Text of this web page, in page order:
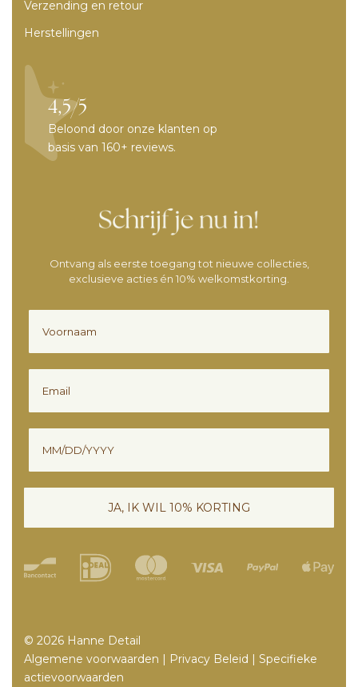
Verzending en retour
Herstellingen
4,5/5
Beloond door onze klanten op
basis van 160+ reviews.
Ontvang als eerste toegang tot nieuwe collecties,
exclusieve acties én 10% welkomstkorting.
JA, IK WIL 10% KORTING
© 2026 Hanne Detail
Algemene voorwaarden | Privacy Beleid | Specifieke
actievoorwaarden